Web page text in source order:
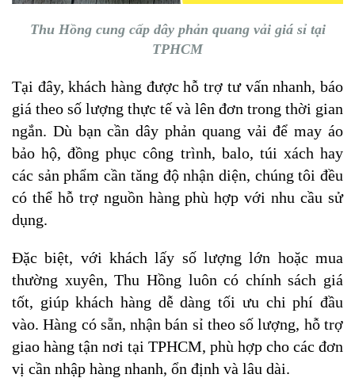
Thu Hồng cung cấp dây phản quang vải giá sỉ tại
TPHCM
Tại đây, khách hàng được hỗ trợ tư vấn nhanh, báo
giá theo số lượng thực tế và lên đơn trong thời gian
ngắn. Dù bạn cần dây phản quang vải để may áo
bảo hộ, đồng phục công trình, balo, túi xách hay
các sản phẩm cần tăng độ nhận diện, chúng tôi đều
có thể hỗ trợ nguồn hàng phù hợp với nhu cầu sử
dụng.
Đặc biệt, với khách lấy số lượng lớn hoặc mua
thường xuyên, Thu Hồng luôn có chính sách giá
tốt, giúp khách hàng dễ dàng tối ưu chi phí đầu
vào. Hàng có sẵn, nhận bán sỉ theo số lượng, hỗ trợ
giao hàng tận nơi tại TPHCM, phù hợp cho các đơn
vị cần nhập hàng nhanh, ổn định và lâu dài.